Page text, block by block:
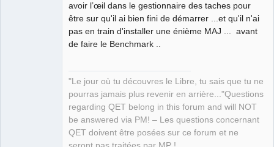
avoir l’œil dans le gestionnaire des taches pour
être sur qu'il ai bien fini de démarrer ...et qu'il n'ai
pas en train d'installer une énième MAJ ... avant
de faire le Benchmark ..
"Le jour où tu découvres le Libre, tu sais que tu ne
pourras jamais plus revenir en arrière..."Questions
regarding QET belong in this forum and will NOT
be answered via PM! – Les questions concernant
QET doivent être posées sur ce forum et ne